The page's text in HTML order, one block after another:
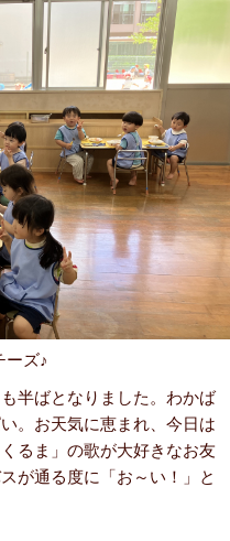
ーズ♪
半ばとなりました。わかば
。お天気に恵まれ、今日は
るま」の歌が大好きなお友
が通る度に「お～い！」と